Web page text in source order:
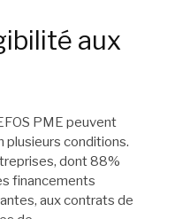
aux
PME peuvent
plusieurs conditions.
dont 88%
financements
aux contrats de